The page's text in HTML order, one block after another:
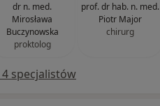
dr n. med.
Mirosława
Buczynowska
proktolog
prof. dr hab. n. med.
Piotr Major
chirurg
specjalistów